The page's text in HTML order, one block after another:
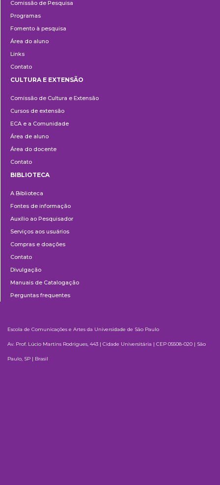
Comissão de Pesquisa
Programas
Fomento à pesquisa
Área do aluno
Links
Contato
e
Extensão
CULTURA E EXTENSÃO
Comissão de Cultura e Extensão
Cursos de extensão
ECA e a Comunidade
Área de aluno
Área do docente
Contato
BIBLIOTECA
A Biblioteca
Fontes de informação
Auxílio ao Pesquisador
Serviços aos usuários
Compras e doações
Contato
Divulgação
Manuais de Catalogação
Perguntas frequentes
Escola de Comunicações e Artes da Universidade de São Paulo
Av. Prof. Lúcio Martins Rodrigues, 443 | Cidade Universitária | CEP 05508-020 | São
Paulo, SP | Brasil